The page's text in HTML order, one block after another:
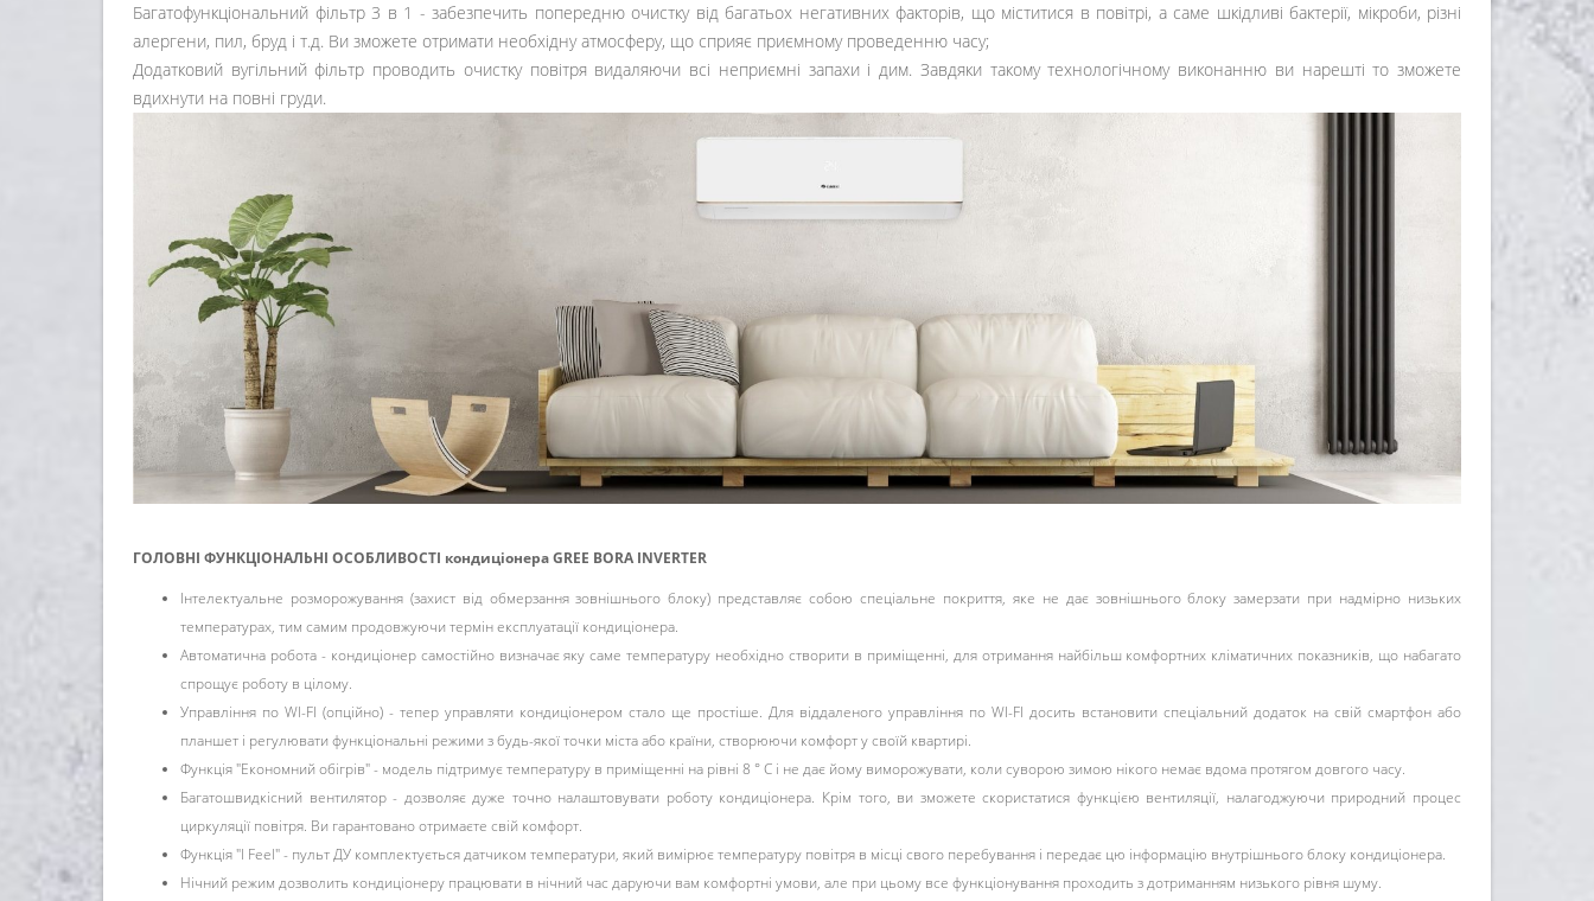
Багатофункціональний фільтр 3 в 1 - забезпечить попередню очистку від багатьох негативних факторів, що міститися в повітрі, а саме шкідливі бактерії, мікроби, різні
алергени, пил, бруд і т.д. Ви зможете отримати необхідну атмосферу, що сприяє приємному проведенню часу;
Додатковий вугільний фільтр проводить очистку повітря видаляючи всі неприємні запахи і дим. Завдяки такому технологічному виконанню ви нарешті то зможете
вдихнути на повні груди.
ГОЛОВНІ ФУНКЦІОНАЛЬНІ ОСОБЛИВОСТІ кондиціонера GREE BORA INVERTER
Інтелектуальне розморожування (захист від обмерзання зовнішнього блоку) представляє собою спеціальне покриття, яке не дає зовнішнього блоку замерзати при надмірно низьких
температурах, тим самим продовжуючи термін експлуатації кондиціонера.
Автоматична робота - кондиціонер самостійно визначає яку саме температуру необхідно створити в приміщенні, для отримання найбільш комфортних кліматичних показників, що набагато
спрощує роботу в цілому.
Управління по WI-FI (опційно) - тепер управляти кондиціонером стало ще простіше. Для віддаленого управління по WI-FI досить встановити спеціальний додаток на свій смартфон або
планшет і регулювати функціональні режими з будь-якої точки міста або країни, створюючи комфорт у своїй квартирі.
Функція "Економний обігрів" - модель підтримує температуру в приміщенні на рівні 8 ° С і не дає йому виморожувати, коли суворою зимою нікого немає вдома протягом довгого часу.
Багатошвидкісний вентилятор - дозволяє дуже точно налаштовувати роботу кондиціонера. Крім того, ви зможете скористатися функцією вентиляції, налагоджуючи природний процес
циркуляції повітря. Ви гарантовано отримаєте свій комфорт.
Функція "I Feel" - пульт ДУ комплектується датчиком температури, який вимірює температуру повітря в місці свого перебування і передає цю інформацію внутрішнього блоку кондиціонера.
Нічний режим дозволить кондиціонеру працювати в нічний час даруючи вам комфортні умови, але при цьому все функціонування проходить з дотриманням низького рівня шуму.